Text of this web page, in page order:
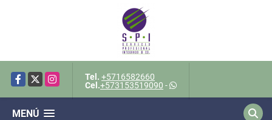
Facebook
X Instagram Tel. +5716582660
Cel.+573153519090 -
MENÚ